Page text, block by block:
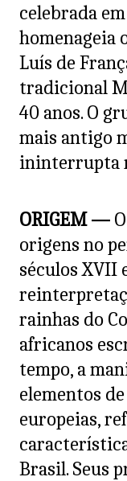
celebrada
homenageia
Luís de
tradicional
40 anos. O
mais antigo
ininterrupta
ORIGEM —
origens no
séculos XVII
rainhas do
africanos
tempo, a
elementos
europeias,
Brasil. Seus